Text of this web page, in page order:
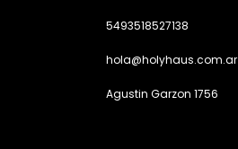
5493518527138
hola@holyhaus.com.ar
Agustin Garzon 1756